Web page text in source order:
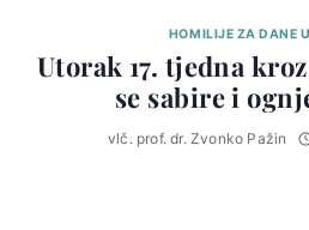
HOMILIJE ZA DANE
Utorak 17. tjedna
se sabire i
vlč. prof. dr. Zvonko Pažin